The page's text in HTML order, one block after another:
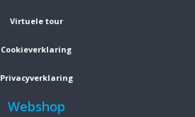
Virtuele tour
Cookieverklaring
Privacyverklaring
Webshop